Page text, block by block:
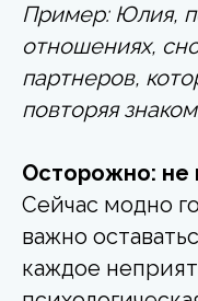
Пример: Юлия,
отношениях,
партнеров,
повторяя
Осторожно: не
Сейчас модно
важно
каждое